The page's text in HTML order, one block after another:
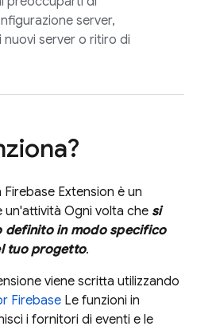
server,
server o ritiro di
Firebase Extension è un
un'attività Ogni volta che si
definito in modo specifico
tuo progetto.
viene scritta utilizzando
Firebase Le funzioni in
i fornitori di eventi e le